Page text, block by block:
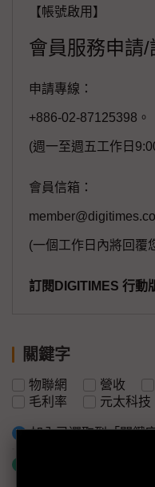
【帳號啟用】
會員服務申請/
申請專線：
+886-02-87125398。
(週一至週五工作日
會員信箱：
(一個工作日內將回覆
訂閱DIGITIMES 行動
關鍵字
物聯網 營收
毛利率
元太科技
加入已選取到「關鍵